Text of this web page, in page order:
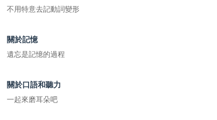
不用特意去記動詞變形
關於記憶
遺忘是記憶的過程
關於口語和聽力
一起來磨耳朵吧